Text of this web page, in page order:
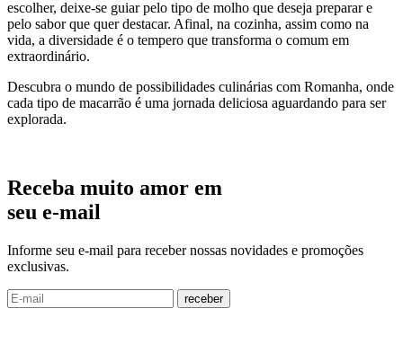
escolher, deixe-se guiar pelo tipo de molho que deseja preparar e
pelo sabor que quer destacar. Afinal, na cozinha, assim como na
vida, a diversidade é o tempero que transforma o comum em
extraordinário.
Descubra o mundo de possibilidades culinárias com Romanha, onde
cada tipo de macarrão é uma jornada deliciosa aguardando para ser
explorada.
Receba muito amor em
seu e-mail
Informe seu e-mail para receber nossas novidades e promoções
exclusivas.
receber